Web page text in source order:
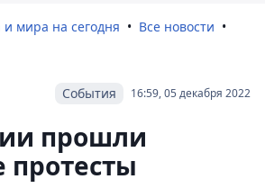
и мира на сегодня
Все новости
16:59, 05 декабря 2022
События
прошли
протесты